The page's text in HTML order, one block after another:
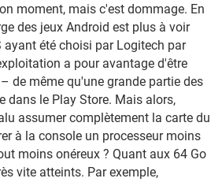
moment, mais c'est dommage. En
des jeux Android est plus à voir
ayant été choisi par Logitech par
a pour avantage d'être
de même qu'une grande partie des
dans le Play Store. Mais alors,
assumer complètement la carte du
à la console un processeur moins
moins onéreux ? Quant aux 64 Go
vite atteints. Par exemple,